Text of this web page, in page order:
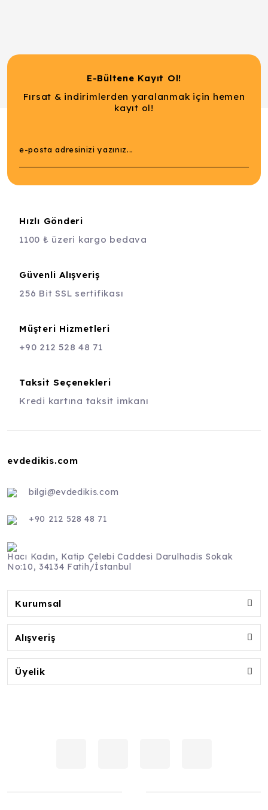
E-Bültene Kayıt Ol!
Fırsat & indirimlerden yaralanmak için hemen
kayıt ol!
Hızlı Gönderi
1100 ₺ üzeri kargo bedava
Güvenli Alışveriş
256 Bit SSL sertifikası
Müşteri Hizmetleri
+90 212 528 48 71
Taksit Seçenekleri
Kredi kartına taksit imkanı
evdedikis.com
bilgi@evdedikis.com
+90 212 528 48 71
Hacı Kadın, Katip Çelebi Caddesi Darulhadis Sokak
No:10, 34134 Fatih/İstanbul
Kurumsal
Alışveriş
Üyelik